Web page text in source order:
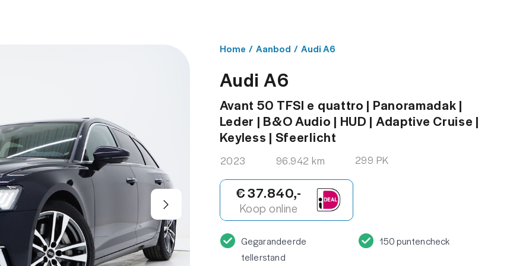
Home / Aanbod / Audi A6
Audi A6
Avant 50 TFSI e quattro | Panoramadak |
Leder | B&O Audio | HUD | Adaptive Cruise |
Keyless | Sfeerlicht
2023 96.942 km 299 PK
€ 37.840,-
Koop online
Gegarandeerde
tellerstand
150 puntencheck